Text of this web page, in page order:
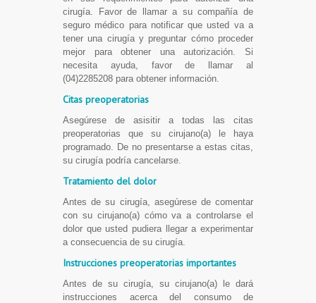
cirugía. Favor de llamar a su compañía de
seguro médico para notificar que usted va a
tener una cirugía y preguntar cómo proceder
mejor para obtener una autorización. Si
necesita ayuda, favor de llamar al
(04)2285208 para obtener información.
Citas preoperatorias
Asegúrese de asisitir a todas las citas
preoperatorias que su cirujano(a) le haya
programado. De no presentarse a estas citas,
su cirugía podría cancelarse.
Tratamiento del dolor
Antes de su cirugía, asegúrese de comentar
con su cirujano(a) cómo va a controlarse el
dolor que usted pudiera llegar a experimentar
a consecuencia de su cirugía.
Instrucciones preoperatorias importantes
Antes de su cirugía, su cirujano(a) le dará
instrucciones acerca del consumo de